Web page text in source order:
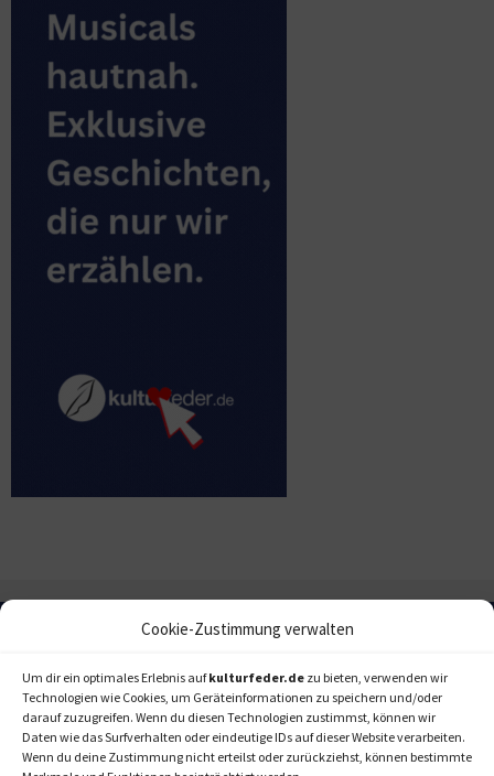
Cookie-Zustimmung verwalten
Um dir ein optimales Erlebnis aufkulturfeder.de zu bieten, verwenden wir
Technologien wie Cookies, um Geräteinformationen zu speichern und/oder
darauf zuzugreifen. Wenn du diesen Technologien zustimmst, können wir
Daten wie das Surfverhalten oder eindeutige IDs auf dieser Website verarbeiten.
Wenn du deine Zustimmung nicht erteilst oder zurückziehst, können bestimmte